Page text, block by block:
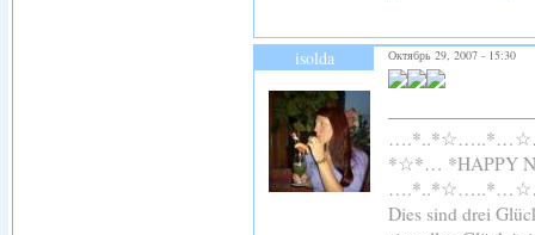
isolda Октябрь 29, 2007 - 15:30
*☆*… *HAPPY
Dies sind drei